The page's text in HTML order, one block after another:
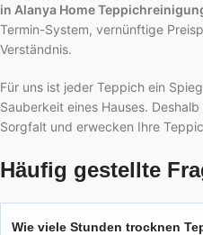
in Alanya Home
Termin-System, vernünftige
Verständnis.
Für uns ist jeder Teppich ein
Sauberkeit eines Hauses.
Sorgfalt und erwecken Ihre
Häufig gestellte
Wie viele Stunden trocknen